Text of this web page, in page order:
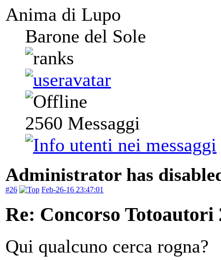
Anima di Lupo
Barone del Sole
2560 Messaggi
Administrator has
#26 Feb-26-16 23:47:01
Re: Concorso Totoautori
Qui qualcuno cerca rogna?